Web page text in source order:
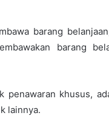
barang
barang
penawaran khusus,
lainnya.